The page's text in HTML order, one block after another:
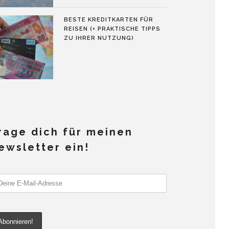
BESTE KREDITKARTEN FÜR
REISEN (+ PRAKTISCHE TIPPS
ZU IHRER NUTZUNG)
dich für meinen
ein!